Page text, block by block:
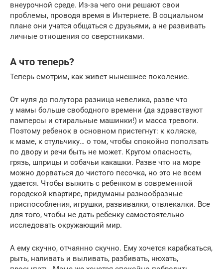
внеурочной среде. Из-за чего они решают свои
проблемы, проводя время в Интернете. В социальном
плане они учатся общаться с друзьями, а не развивать
личные отношения со сверстниками.
А что теперь?
Теперь смотрим, как живет нынешнее поколение.
От нуля до полутора разница невелика, разве что
у мамы больше свободного времени (да здравствуют
памперсы и стиральные машинки!) и масса тревоги.
Поэтому ребенок в основном пристегнут: к коляске,
к маме, к стульчику… о том, чтобы спокойно поползать
по двору и речи быть не может. Кругом опасность,
грязь, шприцы и собачьи какашки. Разве что на море
можно дорваться до чистого песочка, но это не всем
удается. Чтобы выжить с ребенком в современной
городской квартире, придуманы разнообразные
приспособления, игрушки, развивалки, отвлекалки. Все
для того, чтобы не дать ребенку самостоятельно
исследовать окружающий мир.
А ему скучно, отчаянно скучно. Ему хочется карабкаться,
рыть, наливать и выливать, разбивать, нюхать,